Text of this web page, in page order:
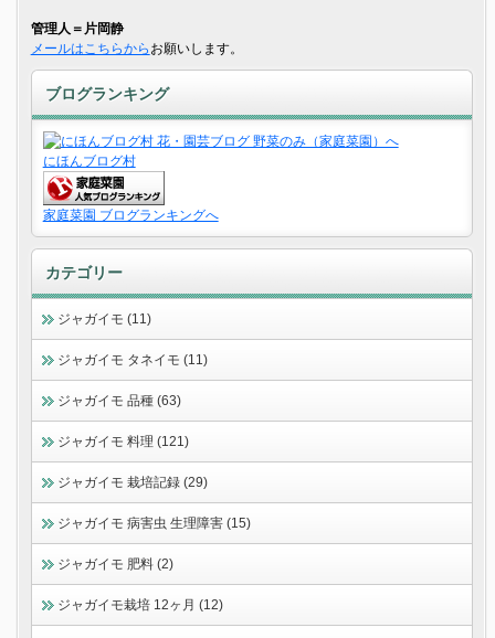
管理人＝片岡静
メールはこちらから お願いします。
ブログランキング
にほんブログ村
家庭菜園 ブログランキングへ
カテゴリー
ジャガイモ (11)
ジャガイモ タネイモ (11)
ジャガイモ 品種 (63)
ジャガイモ 料理 (121)
ジャガイモ 栽培記録 (29)
ジャガイモ 病害虫 生理障害 (15)
ジャガイモ 肥料 (2)
ジャガイモ栽培 12ヶ月 (12)